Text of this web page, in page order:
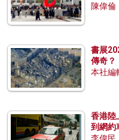
陳偉倫
書展
傳奇？
本社編
香港陸
到網約
李偉民